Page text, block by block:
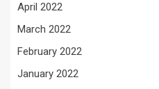
April 2022
March 2022
February 2022
January 2022